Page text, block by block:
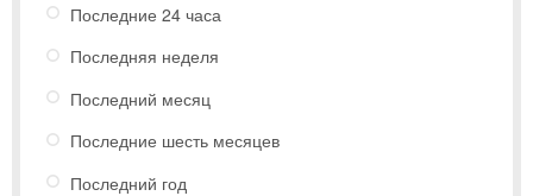
Последние 24 часа
Последняя неделя
Последний месяц
Последние шесть месяцев
Последний год